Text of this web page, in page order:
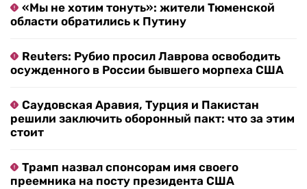
«Мы не хотим тонуть»: жители Тюменской
области обратились к Путину
Reuters: Рубио просил Лаврова освободить
осужденного в России бывшего морпеха США
Саудовская Аравия, Турция и Пакистан
решили заключить оборонный пакт: что за этим
стоит
Трамп назвал спонсорам имя своего
преемника на посту президента США